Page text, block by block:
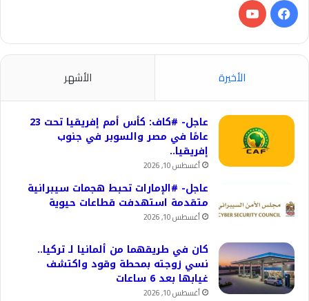
فيسبوك‫YouTube
الأخيرة الأشهر
عاجل- #كاف: كأس أمم إفريقيا تحت 23
عامًا في مصر والسوبر في جنوب
إفريقيا..
أغسطس 10, 2026
عاجل- #الإمارات تحبط هجمات سيبرانية
متقدمة استهدفت قطاعات حيوية
أغسطس 10, 2026
كان في طريقهما من ألمانيا لـ تركيا..
نسي زوجته بمحطة وقود واكتشف
غيابها بعد 6 ساعات
أغسطس 10, 2026